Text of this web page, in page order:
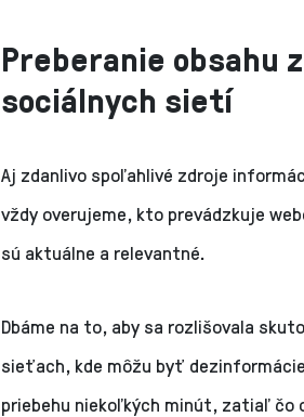
Preberanie obsahu
sociálnych sietí
Aj zdanlivo spoľahlivé zdroje
vždy overujeme, kto prevádzkuje
sú aktuálne a relevantné.
Dbáme na to, aby sa rozlišovala
sieťach, kde môžu byť
priebehu niekoľkých minút, zatiaľ čo